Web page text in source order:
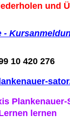
und
-
10 420 276
Plankenauer-
lernen